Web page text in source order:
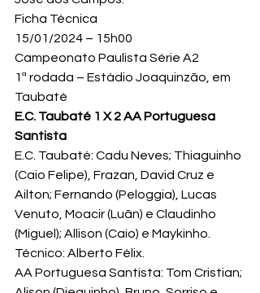
Ficha Técnica
15/01/2024 – 15h00
Campeonato Paulista Série A2
1ª rodada – Estádio Joaquinzão, em
Taubaté
E.C. Taubaté 1 X 2 AA Portuguesa
Santista
E.C. Taubaté: Cadu Neves; Thiaguinho
(Caio Felipe), Frazan, David Cruz e
Ailton; Fernando (Peloggia), Lucas
Venuto, Moacir (Luãn) e Claudinho
(Miguel); Allison (Caio) e Maykinho.
Técnico: Alberto Félix.
AA Portuguesa Santista: Tom Cristian;